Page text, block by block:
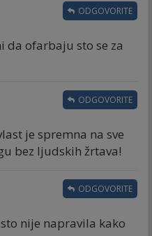
da ofarbaju sto se za
ODGOVORITE
je spremna na sve
bez ljudskih žrtava!
ODGOVORITE
nije napravila kako
ODGOVORITE